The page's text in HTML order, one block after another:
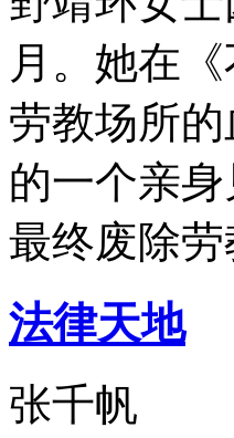
月。她在
劳教场所
的一个亲
最终废除劳
法律天地
张千帆